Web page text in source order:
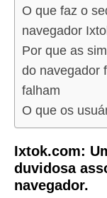
O que faz o
navegador
Por que as
do navegador
falham
O que os
Ixtok.com:
duvidosa
navegador.